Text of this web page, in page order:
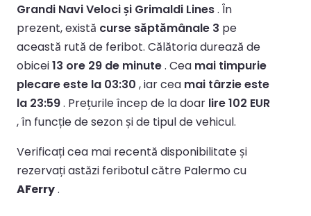
Grandi Navi Veloci și Grimaldi Lines. În
prezent, există curse săptămânale 3 pe
această rută de feribot. Călătoria durează de
obicei13 ore 29 de minute. Cea mai timpurie
plecare este la 03:30 , iar cea mai târzie este
la 23:59. Prețurile încep de la doar lire 102 EUR
, în funcție de sezon și de tipul de vehicul.
Verificați cea mai recentă disponibilitate și
rezervați astăzi feribotul către Palermo cu
AFerry.